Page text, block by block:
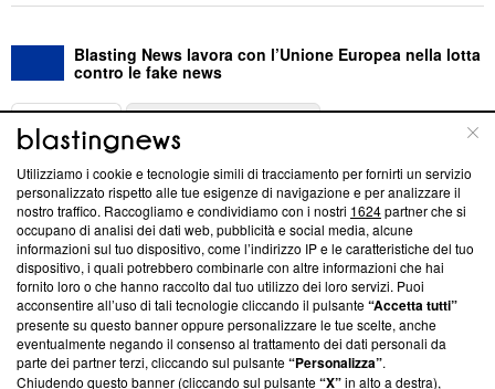
Blasting News lavora con l’Unione Europea nella lotta
contro le fake news
ABOUT
Questa sezione offre informazioni trasparenti su Blasting
News, sui nostri processi editoriali e su come ci impegniamo a
creare news di qualità. Inoltre, afferma la nostra aderenza a
‘Trust Project - News with Integrity’Blasting News non è
ancora membro del programma, ma ha richiesto di farne
parte; Trust Project non ha ancora effettuato una verifica di
conformità agli standard.
Su di noi
Utilizziamo i cookie e tecnologie simili di tracciamento per fornirti un servizio
personalizzato rispetto alle tue esigenze di navigazione e per analizzare il
nostro traffico. Raccogliamo e condividiamo con i nostri 1624partner che si
occupano di analisi dei dati web, pubblicità e social media, alcune
informazioni sul tuo dispositivo, come l’indirizzo IP e le caratteristiche del tuo
dispositivo, i quali potrebbero combinarle con altre informazioni che hai
fornito loro o che hanno raccolto dal tuo utilizzo dei loro servizi. Puoi
acconsentire all’uso di tali tecnologie cliccando il pulsante“Accetta tutti”
presente su questo banner oppure personalizzare le tue scelte, anche
eventualmente negando il consenso al trattamento dei dati personali da
parte dei partner terzi, cliccando sul pulsante“Personalizza”.
Chiudendo questo banner (cliccando sul pulsante“X”in alto a destra),